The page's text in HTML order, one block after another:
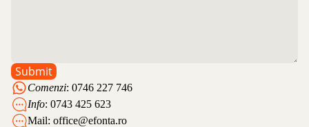
Submit
Comenzi: 0746 227 746
Info: 0743 425 623
Mail: office@efonta.ro